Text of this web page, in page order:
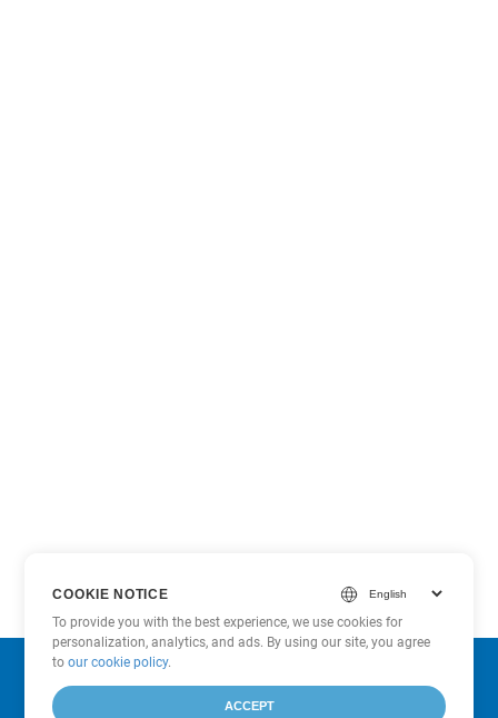
Subscribe to Aspose Product Updates
COOKIE NOTICE
To provide you with the best experience, we use cookies for
personalization, analytics, and ads. By using our site, you agree
toour cookie policy.
ACCEPT